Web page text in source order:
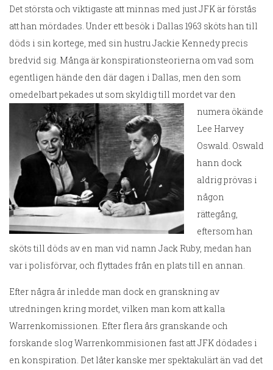
Det största och viktigaste att minnas med just JFK är förstås
att han mördades. Under ett besök i Dallas 1963 sköts han till
döds i sin kortege, med sin hustru Jackie Kennedy precis
bredvid sig. Många är konspirationsteorierna om vad som
egentligen hände den där dagen i Dallas, men den som
omedelbart pekades ut som skyldig till mordet var den
numera ökände
Lee Harvey
Oswald. Oswald
hann dock
aldrig prövas i
någon
rättegång,
eftersom han
sköts till döds av en man vid namn Jack Ruby, medan han
var i polisförvar, och flyttades från en plats till en annan.
Efter några år inledde man dock en granskning av
utredningen kring mordet, vilken man kom att kalla
Warrenkomissionen. Efter flera års granskande och
forskande slog Warrenkommisionen fast att JFK dödades i
en konspiration. Det låter kanske mer spektakulärt än vad det